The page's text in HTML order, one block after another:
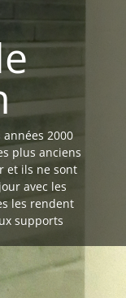
2000
plus anciens
et ils ne sont
avec les
les rendent
supports